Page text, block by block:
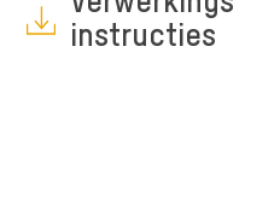
instructies